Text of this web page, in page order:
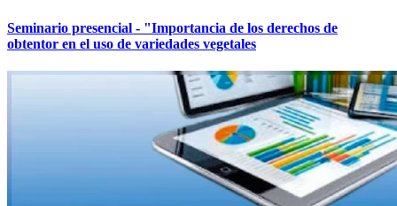
Seminario presencial - "Importancia de los derechos de
obtentor en el uso de variedades vegetales